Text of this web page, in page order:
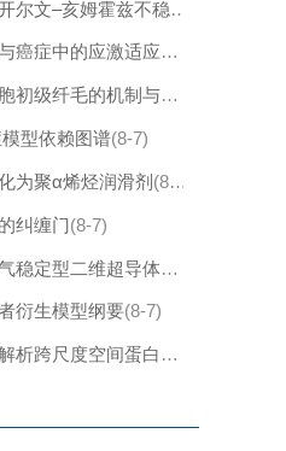
太阳中普遍存在的开尔文–亥姆霍兹不稳定性驱动等离子体混合
ZFP36L2协调再生与癌症中的应激适应性可塑性
杏仁核星形胶质细胞初级纤毛的机制与应激行为密切相关。
型依赖图谱(8-7)
为聚α烯烃润滑剂 (8-7)
纠缠门(8-7)
用于量子电路的空气稳定型二维超导体的封装外延生长
衍生模型纲要(8-7)
虚拟组织基础模型解析跨尺度空间蛋白质组学